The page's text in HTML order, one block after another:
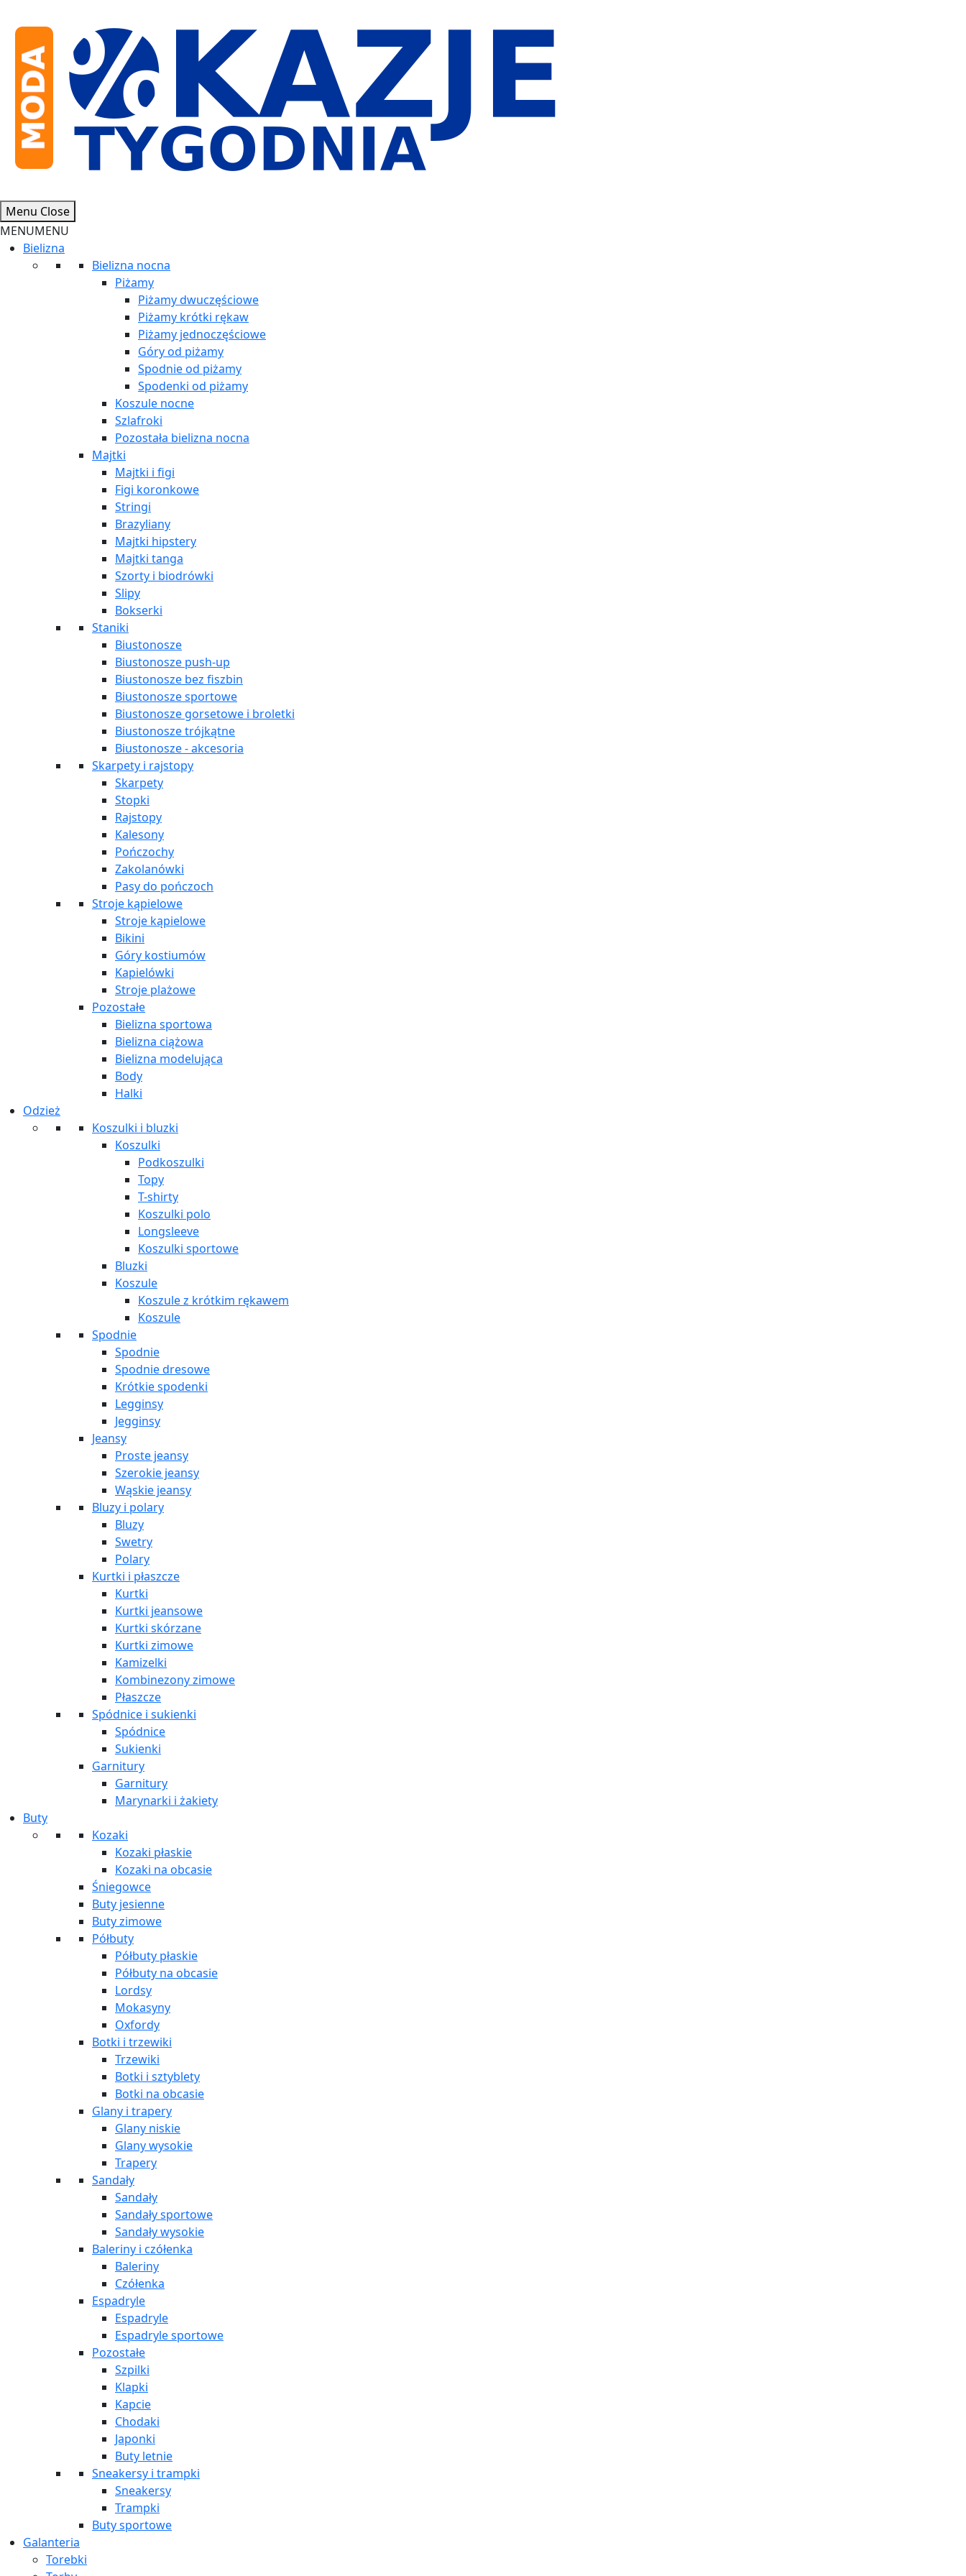
Moda
-
Okazje
Tygodnia
Menu Close
MENUMENU
Bielizna
Bielizna nocna
Piżamy
Piżamy dwuczęściowe
Piżamy krótki rękaw
Piżamy jednoczęściowe
Góry od piżamy
Spodnie od piżamy
Spodenki od piżamy
Koszule nocne
Szlafroki
Pozostała bielizna nocna
Majtki
Majtki i figi
Figi koronkowe
Stringi
Brazyliany
Majtki hipstery
Majtki tanga
Szorty i biodrówki
Slipy
Bokserki
Staniki
Biustonosze
Biustonosze push-up
Biustonosze bez fiszbin
Biustonosze sportowe
Biustonosze gorsetowe i broletki
Biustonosze trójkątne
Biustonosze - akcesoria
Skarpety i rajstopy
Skarpety
Stopki
Rajstopy
Kalesony
Pończochy
Zakolanówki
Pasy do pończoch
Stroje kąpielowe
Stroje kąpielowe
Bikini
Góry kostiumów
Kapielówki
Stroje plażowe
Pozostałe
Bielizna sportowa
Bielizna ciążowa
Bielizna modelująca
Body
Halki
Odzież
Koszulki i bluzki
Koszulki
Podkoszulki
Topy
T-shirty
Koszulki polo
Longsleeve
Koszulki sportowe
Bluzki
Koszule
Koszule z krótkim rękawem
Koszule
Spodnie
Spodnie
Spodnie dresowe
Krótkie spodenki
Legginsy
Jegginsy
Jeansy
Proste jeansy
Szerokie jeansy
Wąskie jeansy
Bluzy i polary
Bluzy
Swetry
Polary
Kurtki i płaszcze
Kurtki
Kurtki jeansowe
Kurtki skórzane
Kurtki zimowe
Kamizelki
Kombinezony zimowe
Płaszcze
Spódnice i sukienki
Spódnice
Sukienki
Garnitury
Garnitury
Marynarki i żakiety
Buty
Kozaki
Kozaki płaskie
Kozaki na obcasie
Śniegowce
Buty jesienne
Buty zimowe
Półbuty
Półbuty płaskie
Półbuty na obcasie
Lordsy
Mokasyny
Oxfordy
Botki i trzewiki
Trzewiki
Botki i sztyblety
Botki na obcasie
Glany i trapery
Glany niskie
Glany wysokie
Trapery
Sandały
Sandały
Sandały sportowe
Sandały wysokie
Baleriny i czółenka
Baleriny
Czółenka
Espadryle
Espadryle
Espadryle sportowe
Pozostałe
Szpilki
Klapki
Kapcie
Chodaki
Japonki
Buty letnie
Sneakersy i trampki
Sneakersy
Trampki
Buty sportowe
Galanteria
Torebki